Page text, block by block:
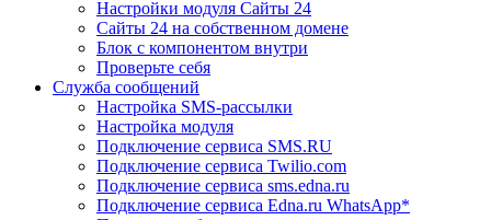
Настройки модуля Сайты 24
Сайты 24 на собственном домене
Блок с компонентом внутри
Проверьте себя
Служба сообщений
Настройка SMS-рассылки
Настройка модуля
Подключение сервиса SMS.RU
Подключение сервиса Twilio.com
Подключение сервиса sms.edna.ru
Подключение сервиса Edna.ru WhatsApp*